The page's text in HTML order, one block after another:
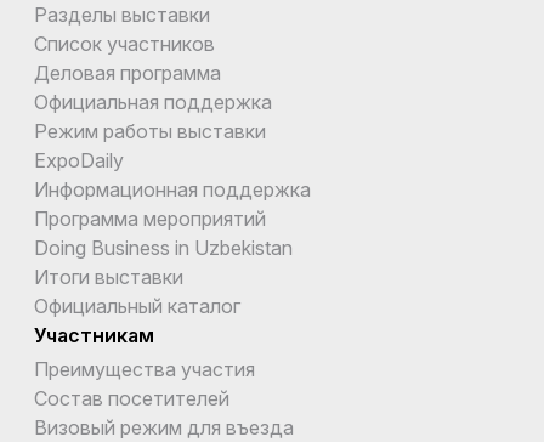
Разделы выставки
Список участников
Деловая программа
Официальная поддержка
Режим работы выставки
ExpoDaily
Информационная поддержка
Программа мероприятий
Doing Business in Uzbekistan
Итоги выставки
Официальный каталог
Участникам
Преимущества участия
Состав посетителей
Визовый режим для въезда